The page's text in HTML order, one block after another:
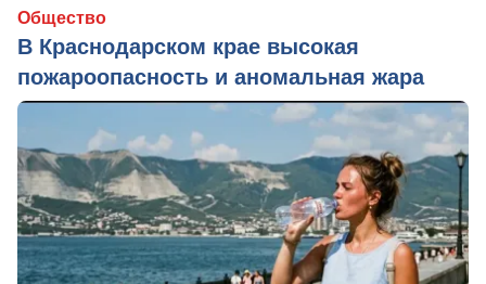
Общество
В Краснодарском крае высокая
пожароопасность и аномальная жара